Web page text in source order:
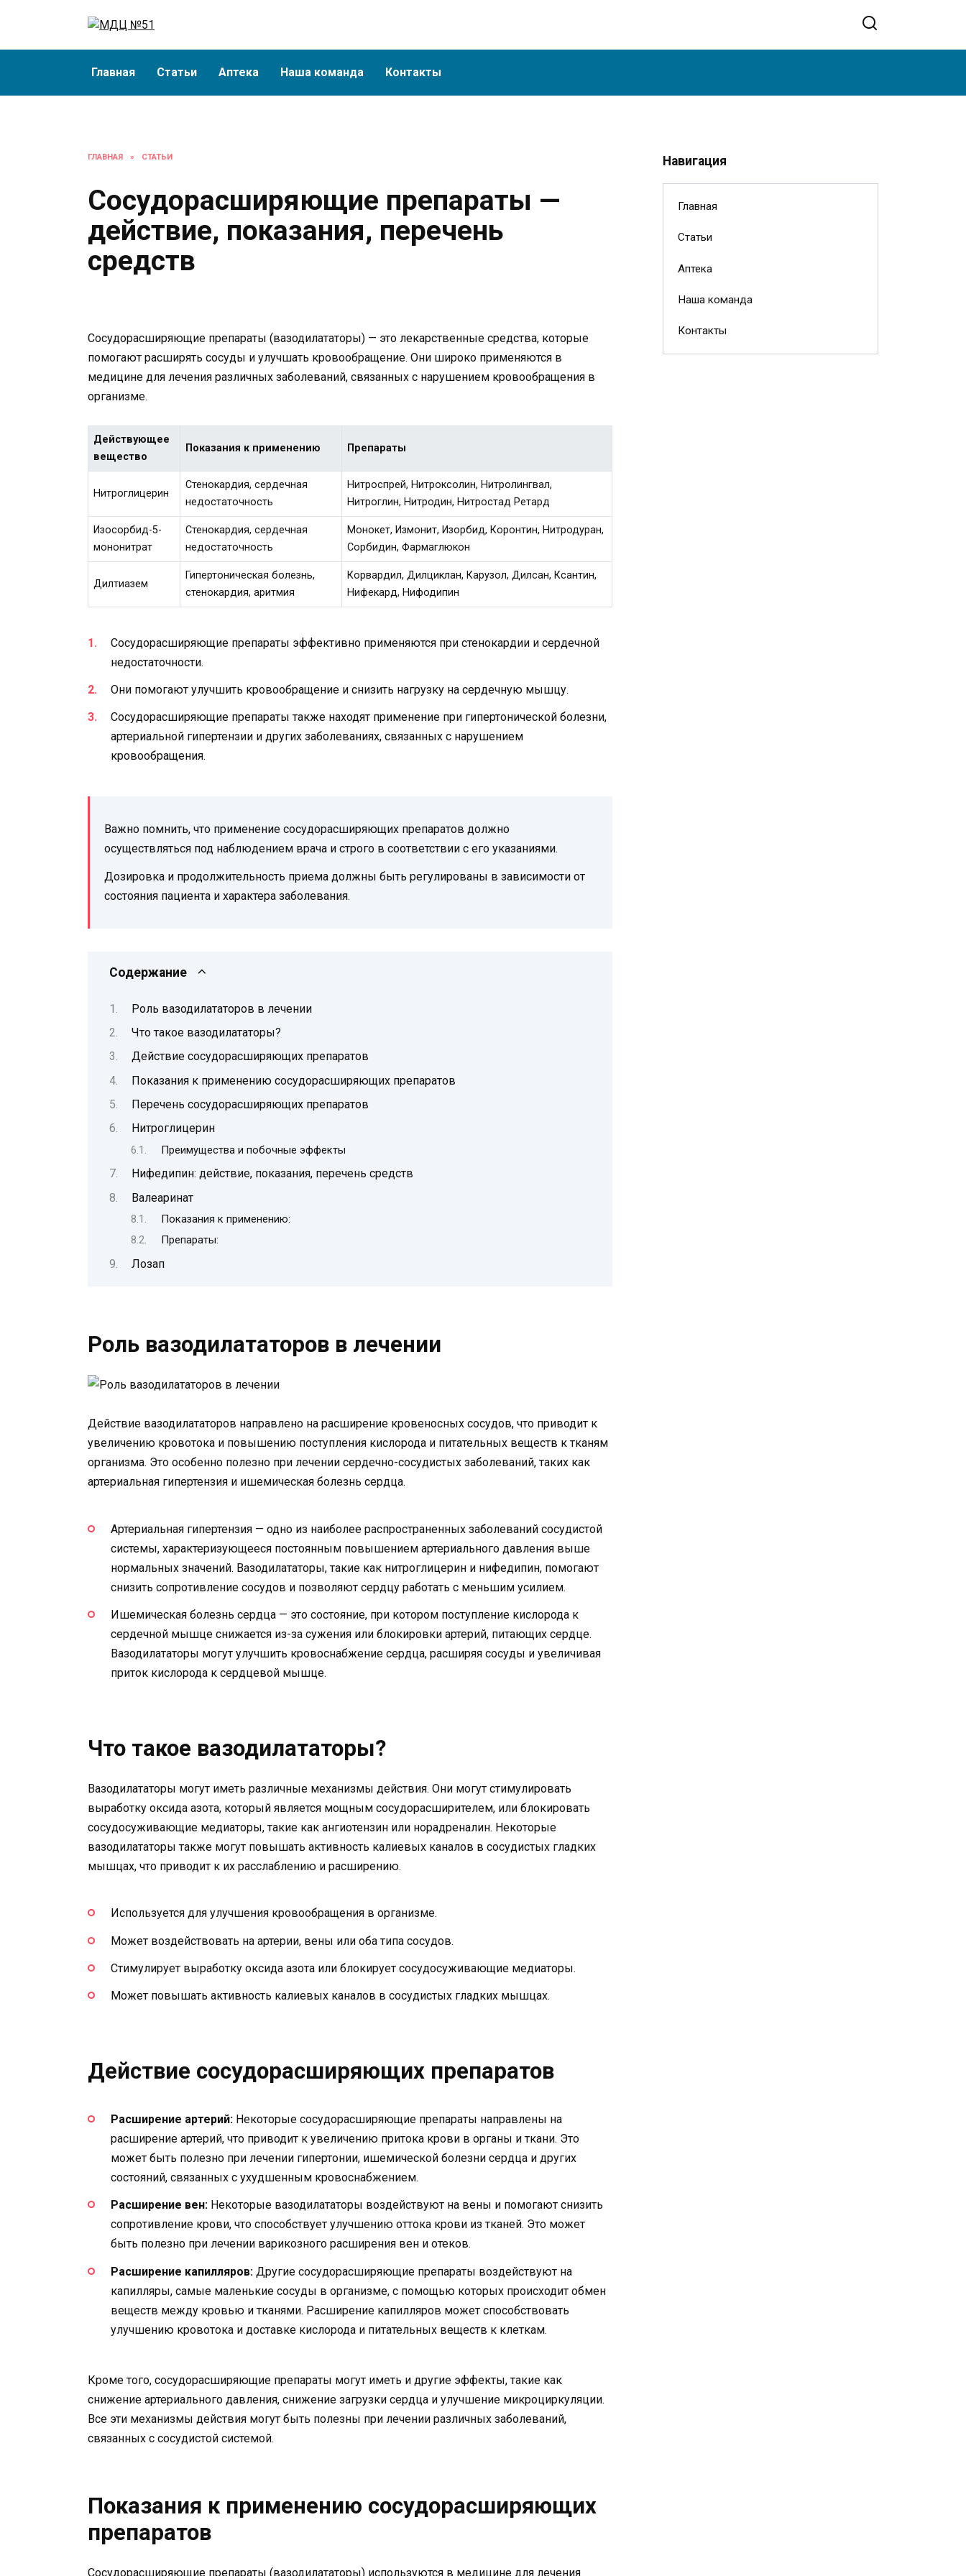
Главная Статьи Аптека Наша команда Контакты
ГЛАВНАЯ » СТАТЬИ
Сосудорасширяющие препараты —
действие, показания, перечень
средств
Сосудорасширяющие препараты (вазодилататоры) — это лекарственные средства, которые
помогают расширять сосуды и улучшать кровообращение. Они широко применяются в
медицине для лечения различных заболеваний, связанных с нарушением кровообращения в
организме.
Действующее
вещество
Показания к применению Препараты
Нитроглицерин
Стенокардия, сердечная
недостаточность
Нитроспрей, Нитроксолин, Нитролингвал,
Нитроглин, Нитродин, Нитростад Ретард
Изосорбид-5-
мононитрат
Стенокардия, сердечная
недостаточность
Монокет, Измонит, Изорбид, Коронтин, Нитродуран,
Сорбидин, Фармаглюкон
Дилтиазем
Гипертоническая болезнь,
стенокардия, аритмия
Корвардил, Дилциклан, Карузол, Дилсан, Ксантин,
Нифекард, Нифодипин
Сосудорасширяющие препараты эффективно применяются при стенокардии и сердечной
недостаточности.
Они помогают улучшить кровообращение и снизить нагрузку на сердечную мышцу.
Сосудорасширяющие препараты также находят применение при гипертонической болезни,
артериальной гипертензии и других заболеваниях, связанных с нарушением
кровообращения.
Важно помнить, что применение сосудорасширяющих препаратов должно
осуществляться под наблюдением врача и строго в соответствии с его указаниями.
Дозировка и продолжительность приема должны быть регулированы в зависимости от
состояния пациента и характера заболевания.
Содержание
Роль вазодилататоров в лечении
Что такое вазодилататоры?
Действие сосудорасширяющих препаратов
Показания к применению сосудорасширяющих препаратов
Перечень сосудорасширяющих препаратов
Нитроглицерин
Преимущества и побочные эффекты
Нифедипин: действие, показания, перечень средств
Валеаринат
Показания к применению:
Препараты:
Лозап
Роль вазодилататоров в лечении
Действие вазодилататоров направлено на расширение кровеносных сосудов, что приводит к
увеличению кровотока и повышению поступления кислорода и питательных веществ к тканям
организма. Это особенно полезно при лечении сердечно-сосудистых заболеваний, таких как
артериальная гипертензия и ишемическая болезнь сердца.
Артериальная гипертензия — одно из наиболее распространенных заболеваний сосудистой
системы, характеризующееся постоянным повышением артериального давления выше
нормальных значений. Вазодилататоры, такие как нитроглицерин и нифедипин, помогают
снизить сопротивление сосудов и позволяют сердцу работать с меньшим усилием.
Ишемическая болезнь сердца — это состояние, при котором поступление кислорода к
сердечной мышце снижается из-за сужения или блокировки артерий, питающих сердце.
Вазодилататоры могут улучшить кровоснабжение сердца, расширяя сосуды и увеличивая
приток кислорода к сердцевой мышце.
Что такое вазодилататоры?
Вазодилататоры могут иметь различные механизмы действия. Они могут стимулировать
выработку оксида азота, который является мощным сосудорасширителем, или блокировать
сосудосуживающие медиаторы, такие как ангиотензин или норадреналин. Некоторые
вазодилататоры также могут повышать активность калиевых каналов в сосудистых гладких
мышцах, что приводит к их расслаблению и расширению.
Используется для улучшения кровообращения в организме.
Может воздействовать на артерии, вены или оба типа сосудов.
Стимулирует выработку оксида азота или блокирует сосудосуживающие медиаторы.
Может повышать активность калиевых каналов в сосудистых гладких мышцах.
Действие сосудорасширяющих препаратов
Расширение артерий: Некоторые сосудорасширяющие препараты направлены на
расширение артерий, что приводит к увеличению притока крови в органы и ткани. Это
может быть полезно при лечении гипертонии, ишемической болезни сердца и других
состояний, связанных с ухудшенным кровоснабжением.
Расширение вен: Некоторые вазодилататоры воздействуют на вены и помогают снизить
сопротивление крови, что способствует улучшению оттока крови из тканей. Это может
быть полезно при лечении варикозного расширения вен и отеков.
Расширение капилляров: Другие сосудорасширяющие препараты воздействуют на
капилляры, самые маленькие сосуды в организме, с помощью которых происходит обмен
веществ между кровью и тканями. Расширение капилляров может способствовать
улучшению кровотока и доставке кислорода и питательных веществ к клеткам.
Кроме того, сосудорасширяющие препараты могут иметь и другие эффекты, такие как
снижение артериального давления, снижение загрузки сердца и улучшение микроциркуляции.
Все эти механизмы действия могут быть полезны при лечении различных заболеваний,
связанных с сосудистой системой.
Показания к применению сосудорасширяющих
препаратов
Сосудорасширяющие препараты (вазодилататоры) используются в медицине для лечения
Навигация
Главная
Статьи
Аптека
Наша команда
Контакты